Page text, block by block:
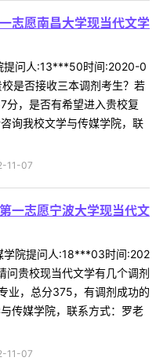
志愿南昌大学现当代文学
提问人:13***50时间:2020-0
是否接收三本调剂考生？若
分，是否有希望进入贵校复
询我校文学与传媒学院，联
11-07
一志愿宁波大学现当代文
学院提问人:18***03时间:202
贵校现当代文学有几个调剂
业，总分375，有调剂成功的
传媒学院，联系方式：罗老
11-07